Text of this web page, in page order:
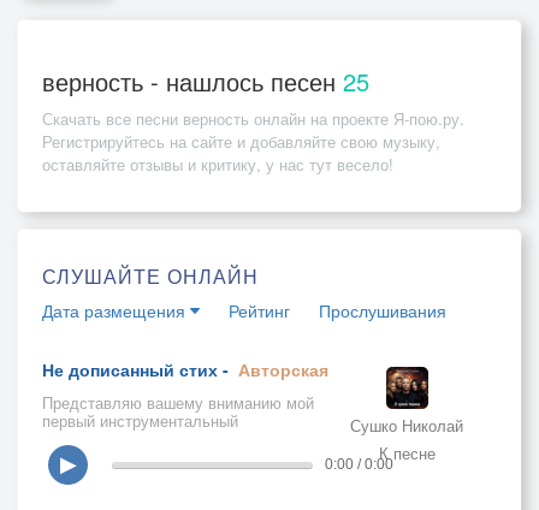
верность - нашлось песен 25
Скачать все песни верность онлайн на проекте Я-пою.ру.
Регистрируйтесь на сайте и добавляйте свою музыку,
оставляйте отзывы и критику, у нас тут весело!
СЛУШАЙТЕ ОНЛАЙН
Дата размещения Рейтинг Прослушивания
Не дописанный стих - Авторская
Представляю вашему вниманию мой
первый инструментальный
симфонический альбом, все мои
лучшие песни собраны здесь в
инструментально - симфоническом
оформлении
Сушко Николай
К песне
▶ 0:00 / 0:00